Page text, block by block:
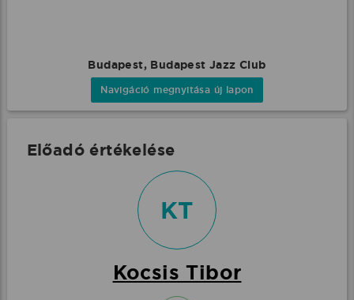
Budapest, Budapest Jazz Club
Navigáció megnyitása új lapon
Előadó értékelése
KT
Kocsis Tibor